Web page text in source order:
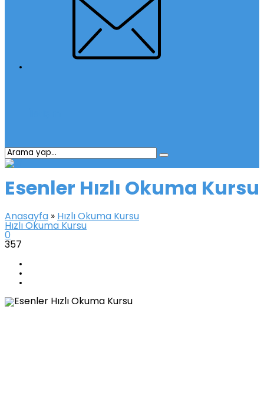
Esenler Hızlı Okuma Kursu
Anasayfa » Hızlı Okuma Kursu
Hızlı Okuma Kursu
0
357